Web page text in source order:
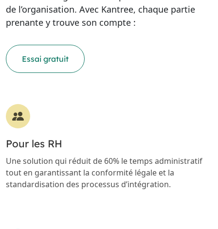
de l’organisation. Avec Kantree, chaque partie
prenante y trouve son compte :
Essai gratuit
Pour les RH
Une solution qui réduit de 60% le temps administratif
tout en garantissant la conformité légale et la
standardisation des processus d’intégration.